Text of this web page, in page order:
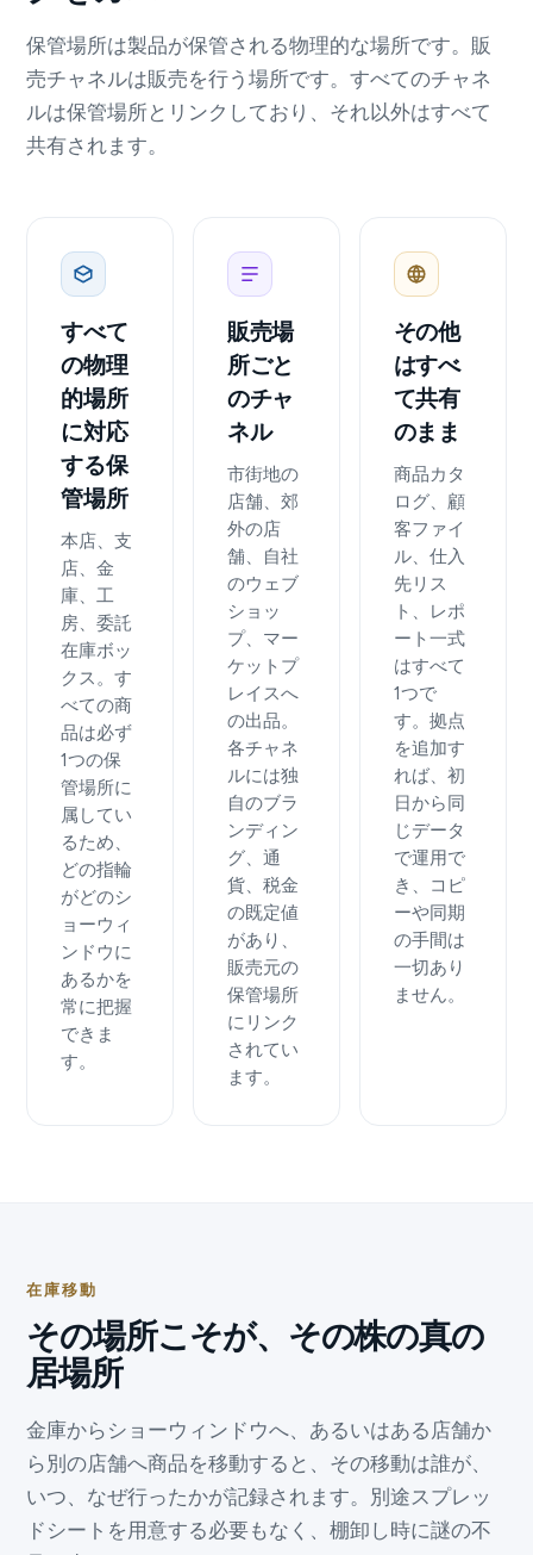
保管場所は製品が保管される物理的な場所です。販
売チャネルは販売を行う場所です。すべてのチャネ
ルは保管場所とリンクしており、それ以外はすべて
共有されます。
すべて
の物理
的場所
に対応
する保
管場所
本店、支
店、金
庫、工
房、委託
在庫ボッ
クス。す
べての商
品は必ず
1つの保
管場所に
属してい
るため、
どの指輪
がどのシ
ョーウィ
ンドウに
あるかを
常に把握
できま
す。
販売場
所ごと
のチャ
ネル
市街地の
店舗、郊
外の店
舗、自社
のウェブ
ショッ
プ、マー
ケットプ
レイスへ
の出品。
各チャネ
ルには独
自のブラ
ンディン
グ、通
貨、税金
の既定値
があり、
販売元の
保管場所
にリンク
されてい
ます。
その他
はすべ
て共有
のまま
商品カタ
ログ、顧
客ファイ
ル、仕入
先リス
ト、レポ
ート一式
はすべて
1つで
す。拠点
を追加す
れば、初
日から同
じデータ
で運用で
き、コピ
ーや同期
の手間は
一切あり
ません。
在庫移動
その場所こそが、その株の真の
居場所
金庫からショーウィンドウへ、あるいはある店舗か
ら別の店舗へ商品を移動すると、その移動は誰が、
いつ、なぜ行ったかが記録されます。別途スプレッ
ドシートを用意する必要もなく、棚卸し時に謎の不